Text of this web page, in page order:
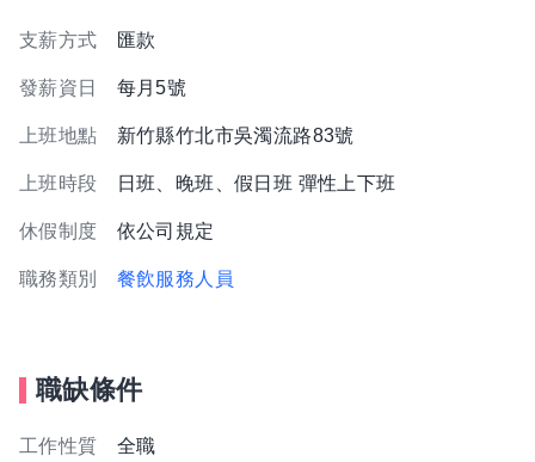
支薪方式 匯款
發薪資日 每月5號
上班地點 新竹縣竹北市吳濁流路83號
上班時段 日班、晚班、假日班 彈性上下班
休假制度 依公司規定
職務類別 餐飲服務人員
職缺條件
工作性質 全職